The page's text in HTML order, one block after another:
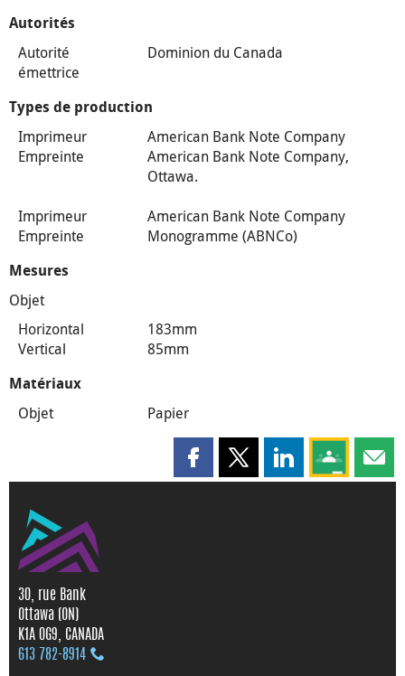
Autorités
Autorité
émettrice
Dominion du Canada
Types de production
Imprimeur
American Bank Note Company
Empreinte
American Bank Note Company,
Ottawa.
Imprimeur
American Bank Note Company
Empreinte
Monogramme (ABNCo)
Mesures
Objet
Horizontal
183mm
Vertical
85mm
Matériaux
Objet Papier
Partager cette page sur
Partager cette page sur X
Partager cette
Partagez
30, rue Bank
Ottawa (ON)
K1A 0G9, CANADA
613 782‑8914